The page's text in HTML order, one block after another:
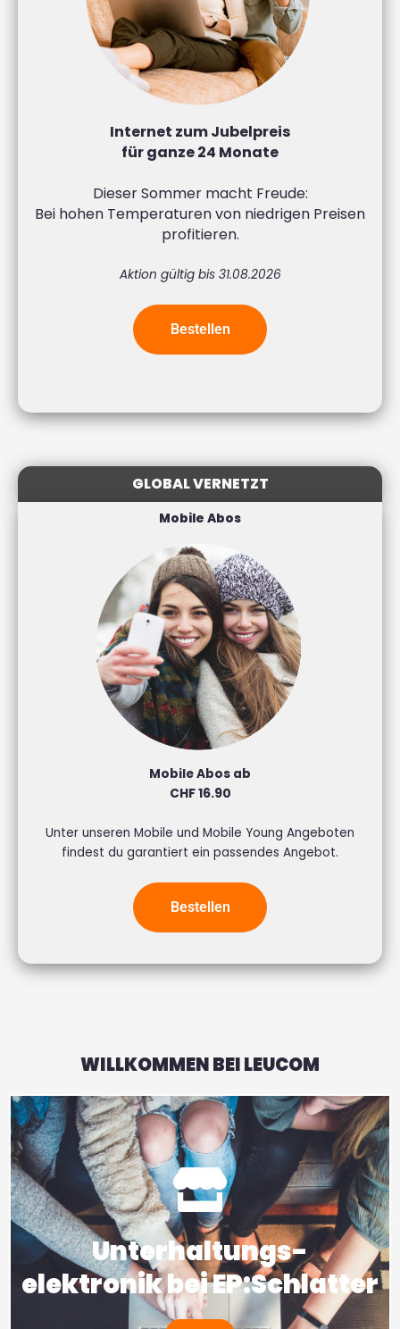
Internet zum Jubelpreis
für ganze 24 Monate
Dieser Sommer macht Freude:
Bei hohen Temperaturen von niedrigen Preisen
profitieren.
Aktion gültig bis 31.08.2026
Bestellen
GLOBAL VERNETZT
Mobile Abos
Mobile Abos ab
CHF 16.90
Unter unseren Mobile und Mobile Young Angeboten
findest du garantiert ein passendes Angebot.
Bestellen
WILLKOMMEN BEI LEUCOM
Unterhaltungs-
elektronik bei EP:Schlatter